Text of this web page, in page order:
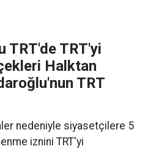
TRT'de TRT'yi
Halktan
TRT
nedeniyle siyasetçilere 5
iznini TRT'yi